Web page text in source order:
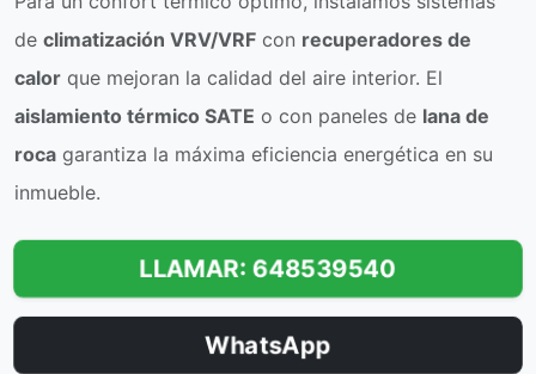
de climatización VRV/VRF con recuperadores de
calor que mejoran la calidad del aire interior. El
aislamiento térmico SATE o con paneles de lana de
roca garantiza la máxima eficiencia energética en su
inmueble.
LLAMAR: 648539540
WhatsApp